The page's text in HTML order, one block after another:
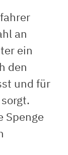
an
ein
den
und für
Spenge